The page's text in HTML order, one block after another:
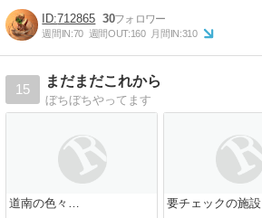
712865 30
週間IN:70 週間OUT:160 月間IN:310
15
まだまだこれから
ぼちぼちやってます
道南の色々… 要チェックの施設